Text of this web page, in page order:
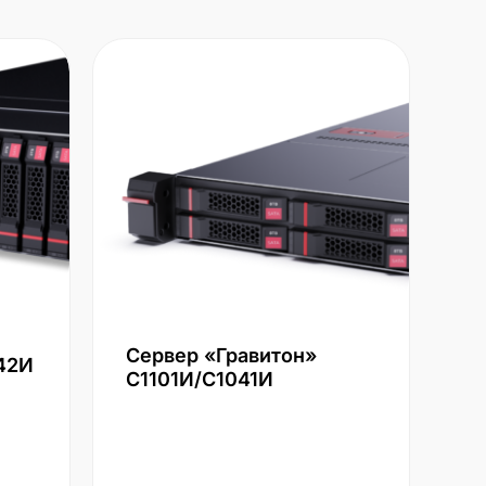
Сервер «Гравитон»
С1101И/С1041И